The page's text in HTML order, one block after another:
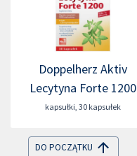
Doppelherz Aktiv
Lecytyna Forte 1200
kapsułki, 30 kapsułek
DO POCZĄTKU